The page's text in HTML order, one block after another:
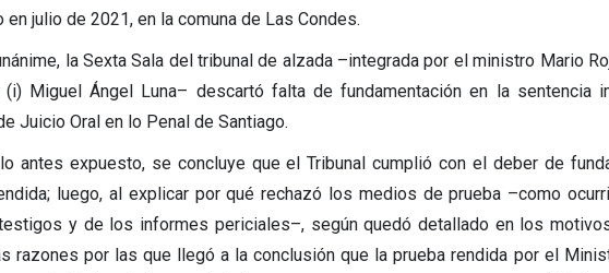
en julio de 2021, en la comuna de Las Condes.
la Sexta Sala del tribunal de alzada –integrada por el ministro Mario
(i) Miguel Ángel Luna– descartó falta de fundamentación en la sentencia
Juicio Oral en lo Penal de Santiago.
antes expuesto, se concluye que el Tribunal cumplió con el deber de
luego, al explicar por qué rechazó los medios de prueba –como
y de los informes periciales–, según quedó detallado en los
razones por las que llegó a la conclusión que la prueba rendida por el